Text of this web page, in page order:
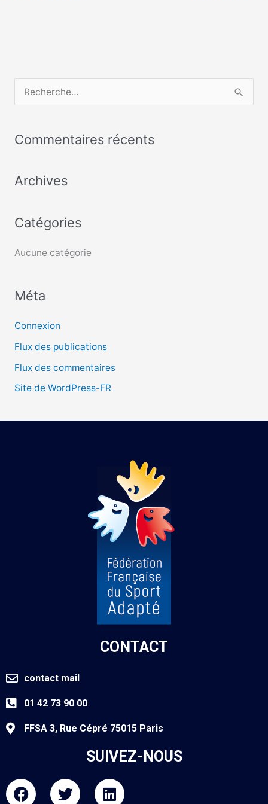
c
r
h
:
Commentaires récents
Archives
Catégories
Aucune catégorie
Méta
Connexion
Flux des publications
Flux des commentaires
Site de WordPress-FR
CONTACT
contact mail
01 42 73 90 00
FFSA 3, Rue Cépré 75015 Paris
SUIVEZ-NOUS
F
T
L